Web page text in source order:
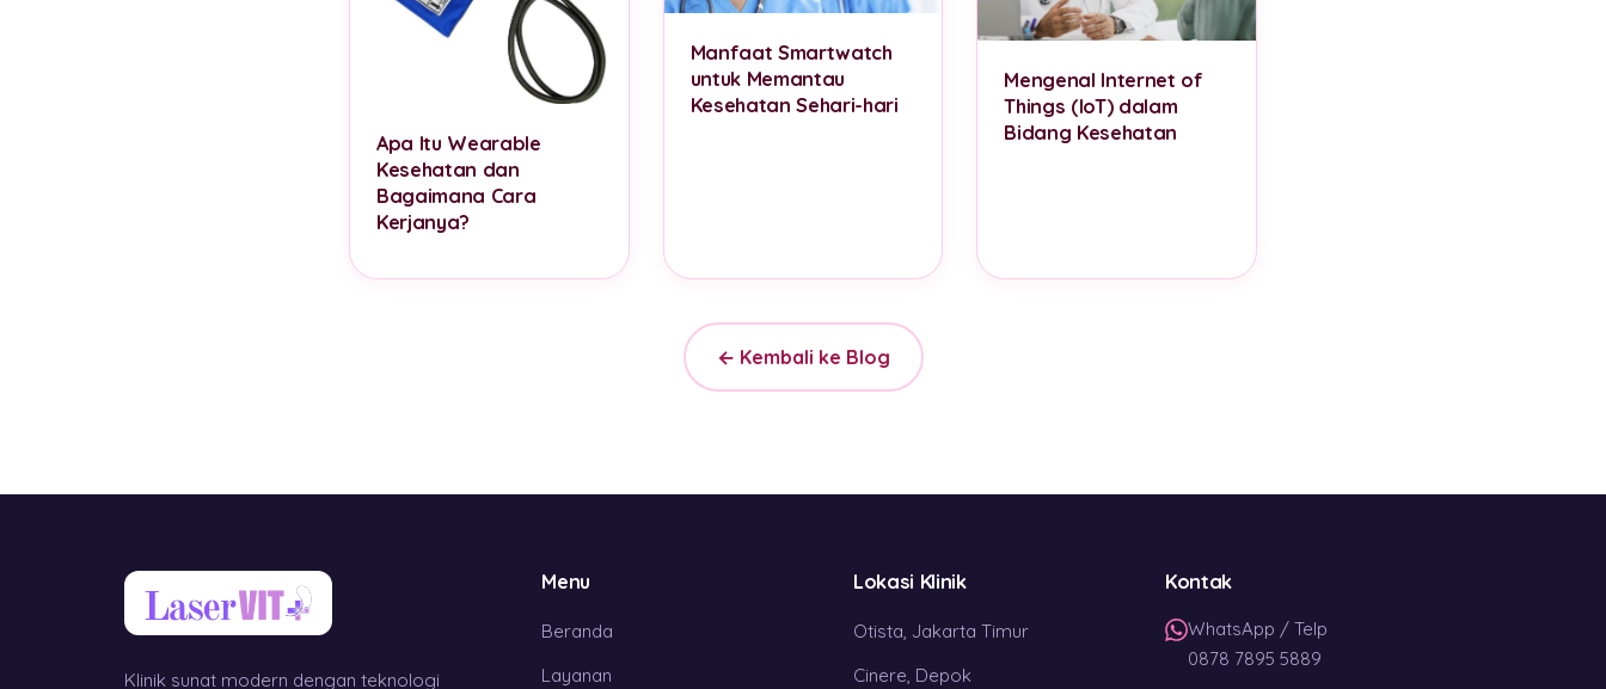
Apa Itu Wearable
Kesehatan dan
Bagaimana Cara
Kerjanya?
Manfaat Smartwatch
untuk Memantau
Kesehatan Sehari-hari
Mengenal Internet of
Things (IoT) dalam
Bidang Kesehatan
← Kembali ke Blog
Klinik sunat modern dengan teknologi
Menu
Beranda
Layanan
Lokasi Klinik
Otista, Jakarta Timur
Cinere, Depok
Kontak
WhatsApp / Telp
0878 7895 5889